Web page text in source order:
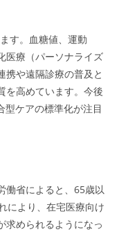
す。血糖値、運動
医療（パーソナライズ
携や遠隔診療の普及と
を高めています。今後
型ケアの標準化が注目
働省によると、65歳以
により、在宅医療向け
求められるようになっ